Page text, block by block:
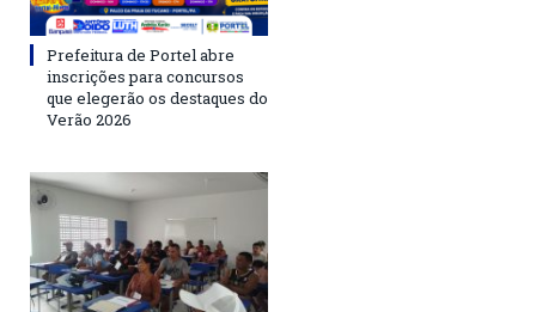
Prefeitura de Portel abre
inscrições para concursos
que elegerão os destaques do
Verão 2026